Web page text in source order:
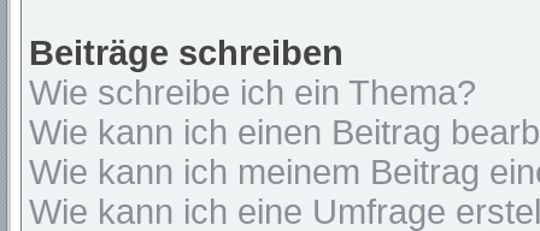
Beiträge schreiben
Wie schreibe ich ein Thema?
Wie kann ich einen Beitrag
Wie kann ich meinem Beitrag
Wie kann ich eine Umfrage